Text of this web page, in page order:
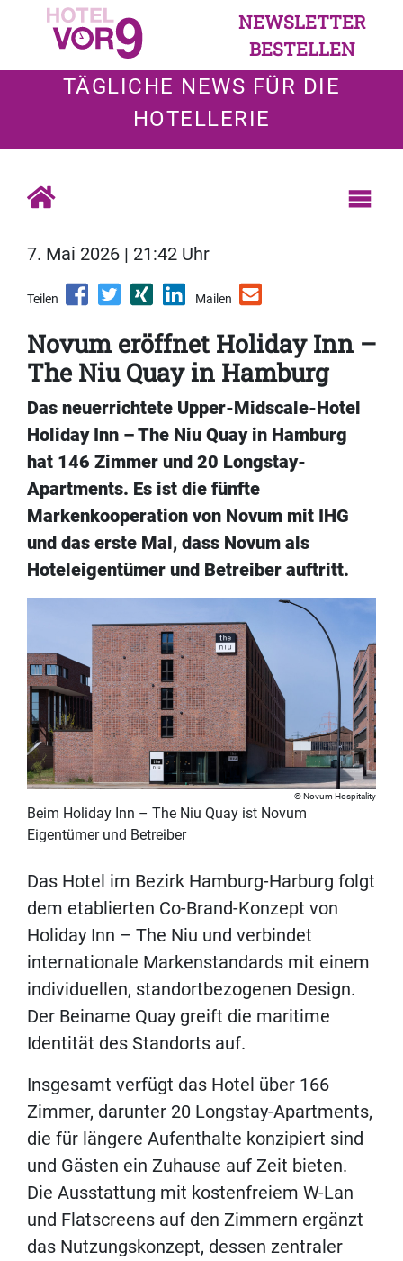
NEWSLETTER
BESTELLEN
TÄGLICHE NEWS FÜR DIE
HOTELLERIE
7. Mai 2026 | 21:42 Uhr
Teilen Mailen
Novum eröffnet Holiday Inn –
The Niu Quay in Hamburg
Das neuerrichtete Upper-Midscale-Hotel
Holiday Inn – The Niu Quay in Hamburg
hat 146 Zimmer und 20 Longstay-
Apartments. Es ist die fünfte
Markenkooperation von Novum mit IHG
und das erste Mal, dass Novum als
Hoteleigentümer und Betreiber auftritt.
Novum Hospitality
Beim Holiday Inn – The Niu Quay ist Novum
Eigentümer und Betreiber
Das Hotel im Bezirk Hamburg-Harburg folgt
dem etablierten Co-Brand-Konzept von
Holiday Inn – The Niu und verbindet
internationale Markenstandards mit einem
individuellen, standortbezogenen Design.
Der Beiname Quay greift die maritime
Identität des Standorts auf.
Insgesamt verfügt das Hotel über 166
Zimmer, darunter 20 Longstay-Apartments,
die für längere Aufenthalte konzipiert sind
und Gästen ein Zuhause auf Zeit bieten.
Die Ausstattung mit kostenfreiem W-Lan
und Flatscreens auf den Zimmern ergänzt
das Nutzungskonzept, dessen zentraler